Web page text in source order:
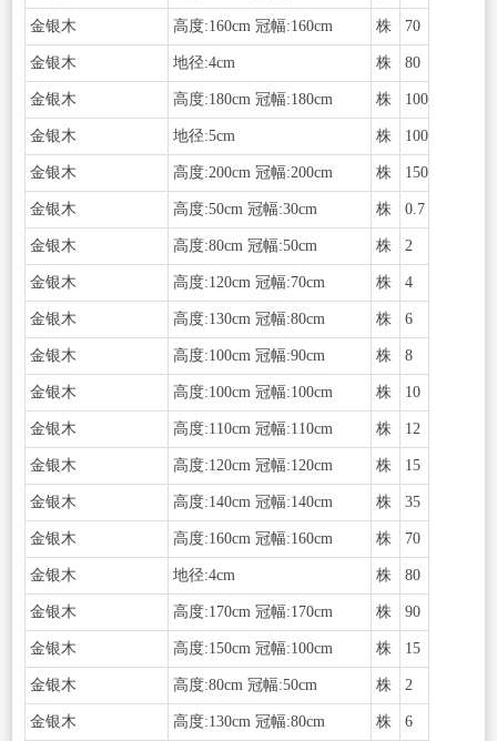
金银木 高度:160cm 冠幅:160cm 株 70
金银木 地径:4cm 株 80
金银木 高度:180cm 冠幅:180cm 株 100
金银木 地径:5cm 株 100
金银木 高度:200cm 冠幅:200cm 株 150
金银木 高度:50cm 冠幅:30cm 株 0.7
金银木 高度:80cm 冠幅:50cm 株 2
金银木 高度:120cm 冠幅:70cm 株 4
金银木 高度:130cm 冠幅:80cm 株 6
金银木 高度:100cm 冠幅:90cm 株 8
金银木 高度:100cm 冠幅:100cm 株 10
金银木 高度:110cm 冠幅:110cm 株 12
金银木 高度:120cm 冠幅:120cm 株 15
金银木 高度:140cm 冠幅:140cm 株 35
金银木 高度:160cm 冠幅:160cm 株 70
金银木 地径:4cm 株 80
金银木 高度:170cm 冠幅:170cm 株 90
金银木 高度:150cm 冠幅:100cm 株 15
金银木 高度:80cm 冠幅:50cm 株 2
金银木 高度:130cm 冠幅:80cm 株 6